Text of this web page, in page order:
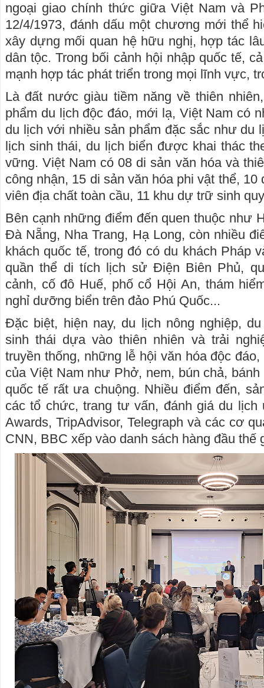
ngoại giao chính thức giữa Việt Nam và
12/4/1973, đánh dấu một chương mới thể
xây dựng mối quan hệ hữu nghị, hợp tác
dân tộc. Trong bối cảnh hội nhập quốc tế,
mạnh hợp tác phát triển trong mọi lĩnh vực,
Là đất nước giàu tiềm năng về thiên
phẩm du lịch độc đáo, mới lạ, Việt Nam có
du lịch với nhiều sản phẩm đặc sắc như du
lịch sinh thái, du lịch biển được khai thác
vững. Việt Nam có 08 di sản văn hóa và
công nhận, 15 di sản văn hóa phi vật thể,
viên địa chất toàn cầu, 11 khu dự trữ sinh
Bên cạnh những điểm đến quen thuộc như
Đà Nẵng, Nha Trang, Hạ Long, còn nhiều
khách quốc tế, trong đó có du khách Pháp
quần thể di tích lịch sử Điện Biên Phủ,
cảnh, cố đô Huế, phố cổ Hội An, thám
nghỉ dưỡng biển trên đảo Phú Quốc...
Đặc biệt, hiện nay, du lịch nông nghiệp,
sinh thái dựa vào thiên nhiên và trải
truyền thống, những lễ hội văn hóa độc
của Việt Nam như Phở, nem, bún chả,
quốc tế rất ưa chuộng. Nhiều điểm đến,
các tổ chức, trang tư vấn, đánh giá du lịch
Awards, TripAdvisor, Telegraph và các cơ
CNN, BBC xếp vào danh sách hàng đầu thế